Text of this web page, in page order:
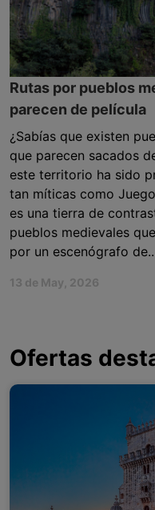
Rutas por pueblos
parecen de película
¿Sabías que existen
que parecen sacados
este territorio ha sido
tan míticas como
es una tierra de
pueblos medievales
por un escenógrafo
13 de May, 2026
Ofertas